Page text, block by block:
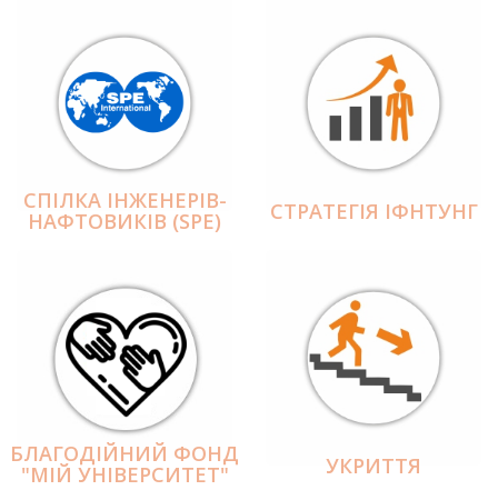
СПІЛКА ІНЖЕНЕРІВ-
НАФТОВИКІВ (SPE) СТРАТЕГІЯ ІФНТУНГ
БЛАГОДІЙНИЙ ФОНД
"МІЙ УНІВЕРСИТЕТ" УКРИТТЯ